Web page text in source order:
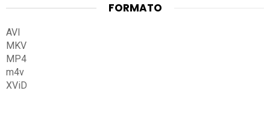
FORMATO
AVI
MKV
MP4
m4v
XViD